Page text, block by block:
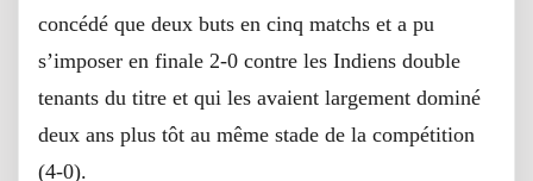
concédé que deux buts en cinq matchs et a pu
s’imposer en finale 2-0 contre les Indiens double
tenants du titre et qui les avaient largement dominé
deux ans plus tôt au même stade de la compétition
(4-0).